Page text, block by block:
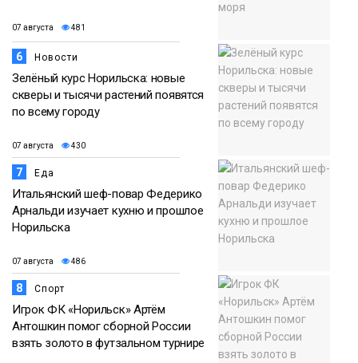
07 августа 481
6 Новости
Зелёный курс Норильска: новые
скверы и тысячи растений появятся
по всему городу
07 августа 430
7 Еда
Итальянский шеф-повар Федерико
Арнальди изучает кухню и прошлое
Норильска
07 августа 486
8 Спорт
Игрок ФК «Норильск» Артём
Антошкин помог сборной России
взять золото в футзальном турнире